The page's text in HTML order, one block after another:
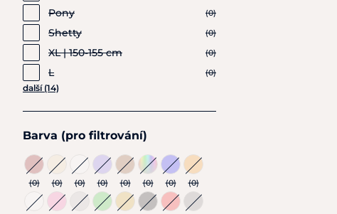
Pony (0)
Shetty (0)
XL | 150-155 cm (0)
L (0)
další (14)
Barva (pro filtrování)
(0) (0) (0) (0) (0) (0) (0) (0)